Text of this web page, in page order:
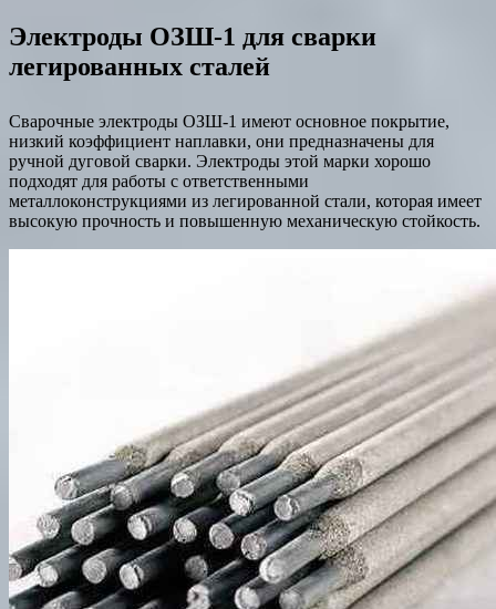
Электроды ОЗШ-1 для сварки
легированных сталей
Сварочные электроды ОЗШ-1 имеют основное покрытие,
низкий коэффициент наплавки, они предназначены для
ручной дуговой сварки. Электроды этой марки хорошо
подходят для работы с ответственными
металлоконструкциями из легированной стали, которая имеет
высокую прочность и повышенную механическую стойкость.